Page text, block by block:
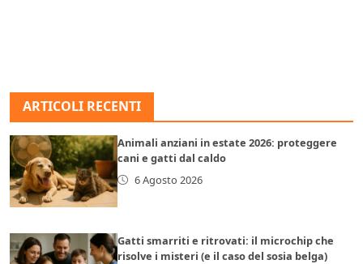
ARTICOLI RECENTI
Animali anziani in estate 2026: proteggere
cani e gatti dal caldo
6 Agosto 2026
Gatti smarriti e ritrovati: il microchip che
risolve i misteri (e il caso del sosia belga)